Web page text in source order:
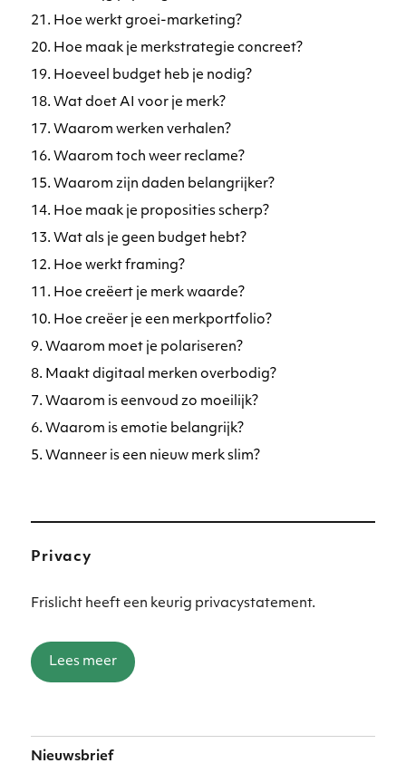
21. Hoe werkt groei-marketing?
20. Hoe maak je merkstrategie concreet?
19. Hoeveel budget heb je nodig?
18. Wat doet AI voor je merk?
17. Waarom werken verhalen?
16. Waarom toch weer reclame?
15. Waarom zijn daden belangrijker?
14. Hoe maak je proposities scherp?
13. Wat als je geen budget hebt?
12. Hoe werkt framing?
11. Hoe creëert je merk waarde?
10. Hoe creëer je een merkportfolio?
9. Waarom moet je polariseren?
8. Maakt digitaal merken overbodig?
7. Waarom is eenvoud zo moeilijk?
6. Waarom is emotie belangrijk?
5. Wanneer is een nieuw merk slim?
Privacy
Frislicht heeft een keurig privacystatement.
Lees meer
Nieuwsbrief